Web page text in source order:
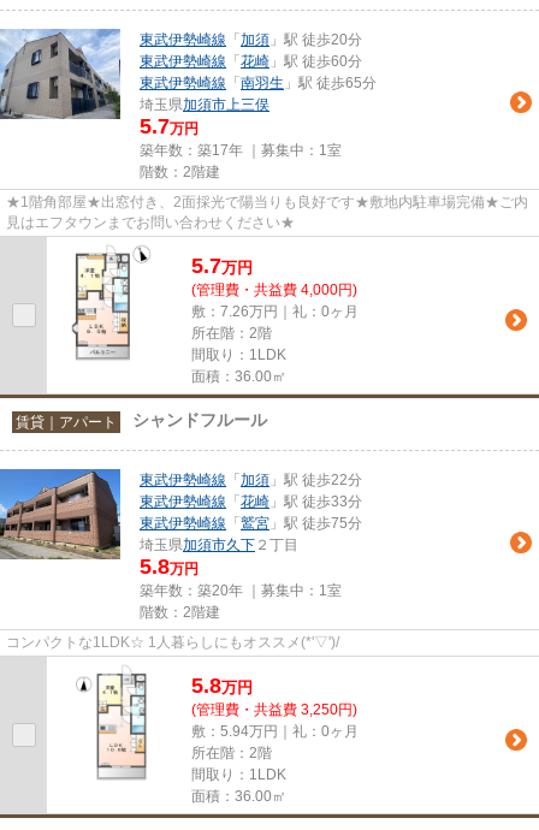
東武伊勢崎線 「 加須 」駅 徒歩20分
東武伊勢崎線 「 花崎 」駅 徒歩60分
東武伊勢崎線 「 南羽生 」駅 徒歩65分
埼玉県加須市上三俣
5.7万円
築年数：築17年 ｜募集中： 1室
階数：2階建
★1階角部屋★出窓付き、2面採光で陽当りも良好です★敷地内駐車場完備★ご内
見はエフタウンまでお問い合わせください★
5.7万円
(管理費・共益費 4,000円)
敷：7.26万円｜礼：0ヶ月
所在階：2階
間取り：1LDK
面積：36.00㎡
賃貸｜アパート シャンドフルール
東武伊勢崎線 「 加須 」駅 徒歩22分
東武伊勢崎線 「 花崎 」駅 徒歩33分
東武伊勢崎線 「 鷲宮 」駅 徒歩75分
埼玉県加須市久下 ２丁目
5.8万円
築年数：築20年 ｜募集中： 1室
階数：2階建
コンパクトな1LDK☆ 1人暮らしにもオススメ(*'▽')/
5.8万円
(管理費・共益費 3,250円)
敷：5.94万円｜礼：0ヶ月
所在階：2階
間取り：1LDK
面積：36.00㎡